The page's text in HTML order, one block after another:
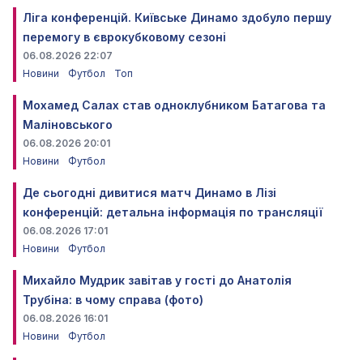
Ліга конференцій. Київське Динамо здобуло першу
перемогу в єврокубковому сезоні
06.08.2026 22:07
Новини
Футбол Топ
Мохамед Салах став одноклубником Батагова та
Маліновського
06.08.2026 20:01
Новини
Футбол
Де сьогодні дивитися матч Динамо в Лізі
конференцій: детальна інформація по трансляції
06.08.2026 17:01
Новини
Футбол
Михайло Мудрик завітав у гості до Анатолія
Трубіна: в чому справа (фото)
06.08.2026 16:01
Новини
Футбол